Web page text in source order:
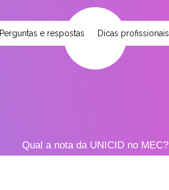
Perguntas e respostas Dicas profissionais
Qual a nota da UNICID no MEC?